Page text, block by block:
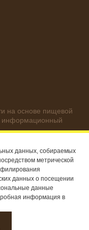
на основе пищевой
информационный
Produits Nestlé S.A.
данных, собираемых
метрической
данных о посещении
данные
информация в